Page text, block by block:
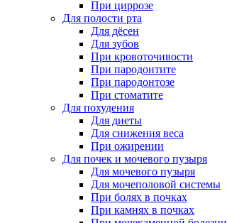
При циррозе
Для полости рта
Для дёсен
Для зубов
При кровоточивости
При пародонтите
При пародонтозе
При стоматите
Для похудения
Для диеты
Для снижения веса
При ожирении
Для почек и мочевого пузыря
Для мочевого пузыря
Для мочеполовой системы
При болях в почках
При камнях в почках